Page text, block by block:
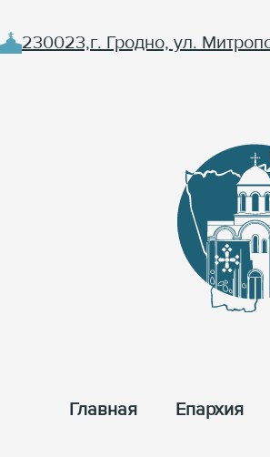
230023,г. Гродно, ул.
Главная Епархия